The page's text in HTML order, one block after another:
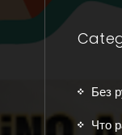
Без
Что